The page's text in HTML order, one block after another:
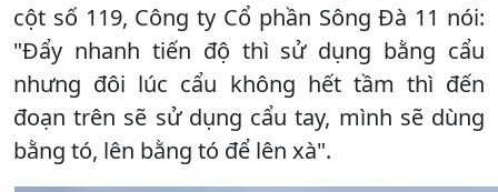
cột số 119, Công ty Cổ phần Sông Đà 11 nói:
"Đẩy nhanh tiến độ thì sử dụng bằng cẩu
nhưng đôi lúc cẩu không hết tầm thì đến
đoạn trên sẽ sử dụng cẩu tay, mình sẽ dùng
bằng tó, lên bằng tó để lên xà".